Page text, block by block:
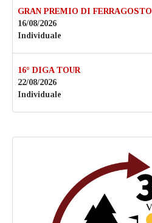
GRAN PREMIO DI FERRAGOSTO
16/08/2026
Individuale
16° DIGA TOUR
22/08/2026
Individuale